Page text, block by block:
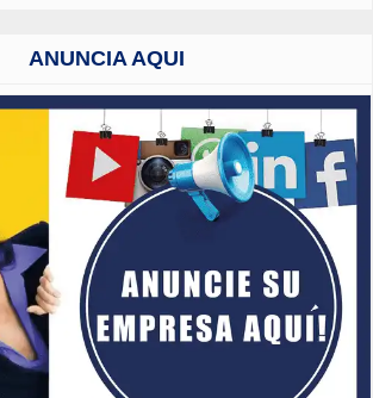
ANUNCIA AQUI